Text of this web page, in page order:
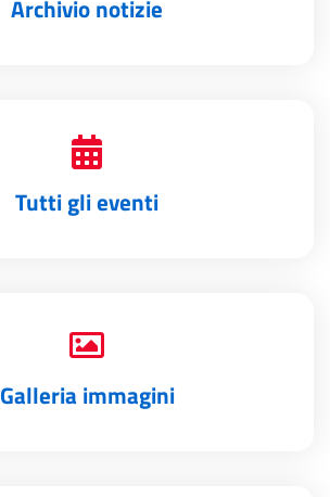
Archivio notizie
Tutti gli eventi
Galleria immagini